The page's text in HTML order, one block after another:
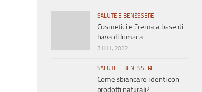
SALUTE E BENESSERE
Cosmetici e Crema a base di
bava di lumaca
7 OTT, 2022
SALUTE E BENESSERE
Come sbiancare i denti con
prodotti naturali?